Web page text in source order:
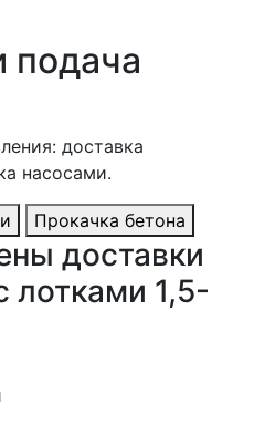
подача
доставка
насосами.
Прокачка бетона
доставки
лотками 1,5-